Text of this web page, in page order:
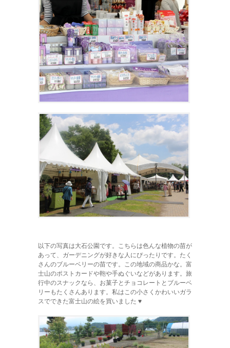
以下の写真は大石公園です。こちらは色んな植物の苗が
あって、ガーデニングが好きな人にぴったりです。たく
さんのブルーベリーの苗です。この地域の商品かな。富
士山のポストカードや鞄や手ぬぐいなどがあります。旅
行中のスナックなら、お菓子とチョコレートとブルーベ
リーもたくさんあります。私はこの小さくかわいいガラ
スでできた富士山の絵を買いました ♥